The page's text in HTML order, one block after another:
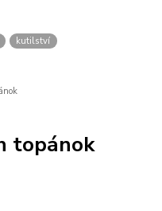
kutilství
topánok